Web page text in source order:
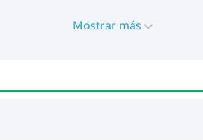
Mostrar más